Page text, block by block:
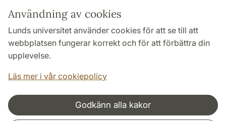
Användning av cookies
Lunds universitet använder cookies för att se till att
webbplatsen fungerar korrekt och för att förbättra din
upplevelse.
Läs mer i vår cookiepolicy
Godkänn alla kakor
Genvägar
Om webbplatsen och cookies
Behandling av personuppgifter
Tillgänglighetsredogörelse
Samarbeten och nätverk